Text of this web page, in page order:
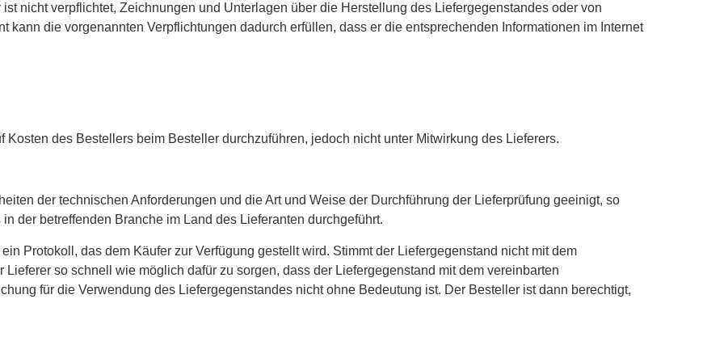
nicht verpflichtet, Zeichnungen und Unterlagen über die Herstellung des Liefergegenstandes oder von
kann die vorgenannten Verpflichtungen dadurch erfüllen, dass er die entsprechenden Informationen im Internet
des Bestellers beim Besteller durchzuführen, jedoch nicht unter Mitwirkung des Lieferers.
der technischen Anforderungen und die Art und Weise der Durchführung der Lieferprüfung geeinigt, so
der betreffenden Branche im Land des Lieferanten durchgeführt.
Protokoll, das dem Käufer zur Verfügung gestellt wird. Stimmt der Liefergegenstand nicht mit dem
so schnell wie möglich dafür zu sorgen, dass der Liefergegenstand mit dem vereinbarten
für die Verwendung des Liefergegenstandes nicht ohne Bedeutung ist. Der Besteller ist dann berechtigt,